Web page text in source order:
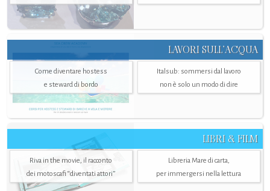
LAVORI SULL’ACQUA
Come diventare hostess
e steward di bordo
Italsub: sommersi dal lavoro
non è solo un modo di dire
LIBRI & FILM
Riva in the movie, il racconto
dei motoscafi “diventati attori”
Libreria Mare di carta,
per immergersi nella lettura